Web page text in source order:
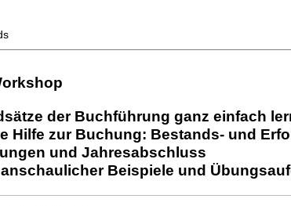
der Buchführung ganz einfach
Hilfe zur Buchung: Bestands- und
und Jahresabschluss
Beispiele und